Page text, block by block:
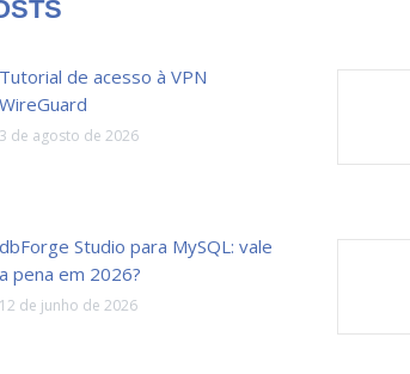
Tutorial de acesso à VPN
WireGuard
3 de agosto de 2026
dbForge Studio para MySQL: vale
a pena em 2026?
12 de junho de 2026